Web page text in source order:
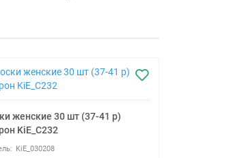
женские 30 шт (37-41 р)
KiE_C232
KiE_030208